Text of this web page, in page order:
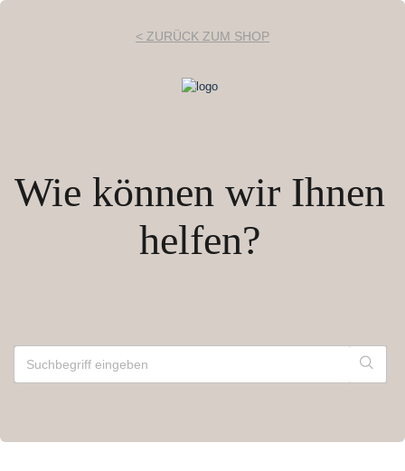
< ZURÜCK ZUM SHOP
Wie können wir Ihnen
helfen?